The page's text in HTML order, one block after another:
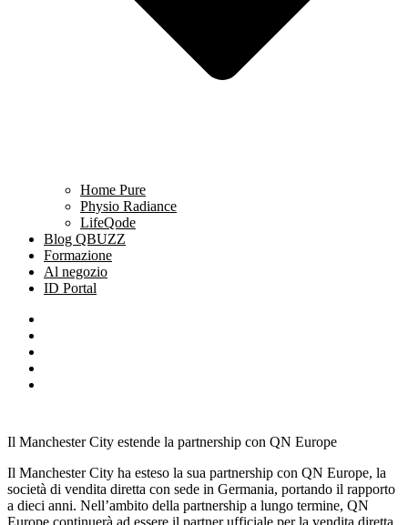
Home Pure
Physio Radiance
LifeQode
Blog QBUZZ
Formazione
Al negozio
ID Portal
Il Manchester City estende la partnership con QN Europe
Il Manchester City ha esteso la sua partnership con QN Europe, la
società di vendita diretta con sede in Germania, portando il rapporto
a dieci anni. Nell’ambito della partnership a lungo termine, QN
Europe continuerà ad essere il partner ufficiale per la vendita diretta